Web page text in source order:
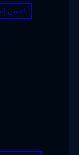
احسن